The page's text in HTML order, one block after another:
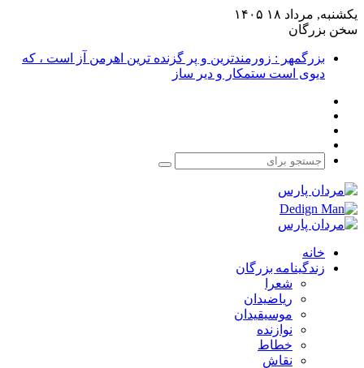
یکشنبه, مرداد ۱۸ ۱۴۰۵
سخن بزرگان
بزرگمهر : زورمندترین و پر گزنده ترین اهرمن آز است ، که
دیوی است ستمکار و دیر ساز
جستجو
خانه
زندگینامه بزرگان
شعرا
ریاضیدان
موسیقیدان
نوازنده
خطاط
نقاش